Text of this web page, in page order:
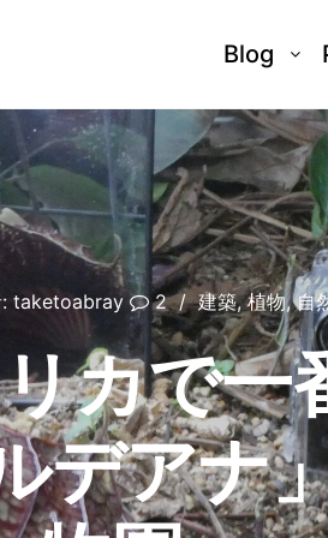
Blog
taketoabray 2 建築,植物,自
カで一
デア